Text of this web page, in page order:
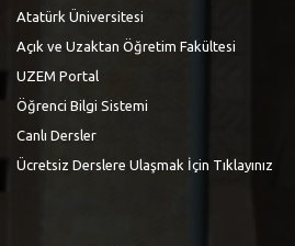
Atatürk Üniversitesi
Açık ve Uzaktan Öğretim Fakültesi
UZEM Portal
Öğrenci Bilgi Sistemi
Canlı Dersler
Ücretsiz Derslere Ulaşmak İçin Tıklayınız